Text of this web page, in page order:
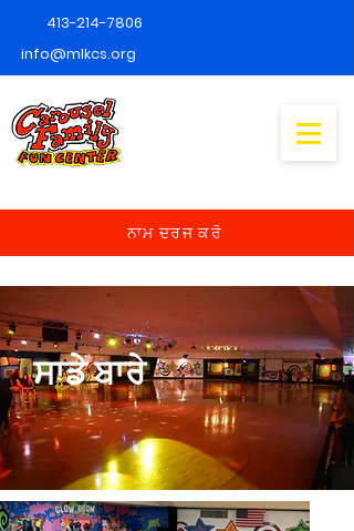
413-214-7806
info@mlkcs.org
ਨਾਮ ਦਰਜ ਕਰੋ
ਸਾਡੇ ਬਾਰੇ